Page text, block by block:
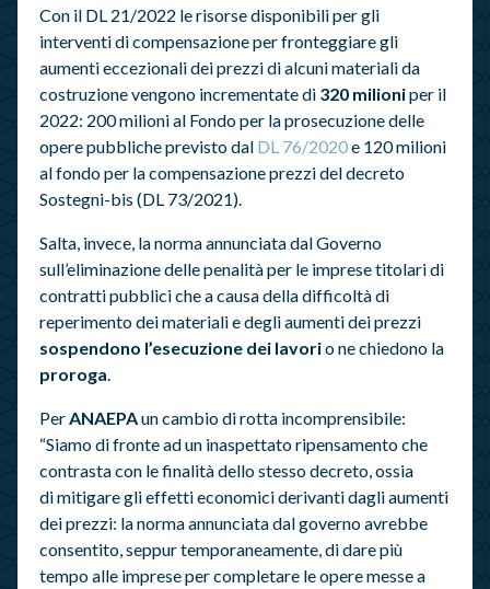
Con il DL 21/2022 le risorse disponibili per gli
interventi di compensazione per fronteggiare gli
aumenti eccezionali dei prezzi di alcuni materiali da
costruzione vengono incrementate di 320 milioniper il
2022: 200 milioni al Fondo per la prosecuzione delle
opere pubbliche previsto dal DL 76/2020e 120 milioni
al fondo per la compensazione prezzi del decreto
Sostegni-bis (DL 73/2021).
Salta, invece, la norma annunciata dal Governo
sull’eliminazione delle penalità per le imprese titolari di
contratti pubblici che a causa della difficoltà di
reperimento dei materiali e degli aumenti dei prezzi
sospendono l’esecuzione dei lavorio ne chiedono la
proroga.
PerANAEPAun cambio di rotta incomprensibile:
“Siamo di fronte ad un inaspettato ripensamento che
contrasta con le finalità dello stesso decreto, ossia
di mitigare gli effetti economici derivanti dagli aumenti
dei prezzi: la norma annunciata dal governo avrebbe
consentito, seppur temporaneamente, di dare più
tempo alle imprese per completare le opere messe a